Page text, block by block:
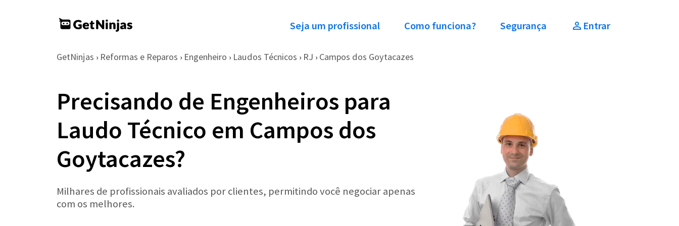
Seja um profissional Como funciona? Segurança Entrar
GetNinjas › Reformas e Reparos › Engenheiro › Laudos Técnicos › RJ › Campos dos Goytacazes
Precisando de Engenheiros para
Laudo Técnico em Campos dos
Goytacazes?
Milhares de profissionais avaliados por clientes, permitindo você negociar apenas
com os melhores.